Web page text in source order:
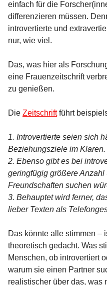
einfach für die
differenzieren müssen.
introvertierte und
nur, wie viel.
Das, was hier als
eine Frauenzeitschrift
zu genießen.
Die Zeitschriftführt
1. Introvertierte seien sich
Beziehungsziele im Klaren.
2. Ebenso gibt es bei
geringfügig größere Anzahl
Freundschaften suchen
3. Behauptet wird ferner,
lieber Texten als
Das könnte alle stimmen –
theoretisch gedacht. Was
Menschen, ob introvertiert
warum sie einen Partner
realistischer über das, was